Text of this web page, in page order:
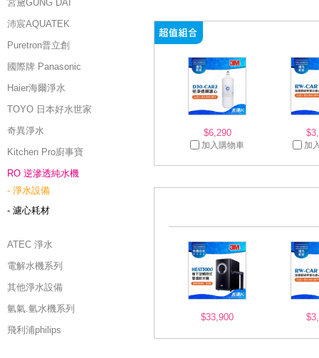
宮黛GUNG DAI
沛宸AQUATEK
Puretron普立創
國際牌 Panasonic
Haier海爾淨水
TOYO 日本好水世家
奇異淨水
Kitchen Pro廚事寶
RO 逆滲透純水機
- 淨水設備
- 濾心耗材
ATEC 淨水
電解水機系列
其他淨水設備
氫氣.氫水機系列
飛利浦philips
$6,290
加入購物車 加
$33,900